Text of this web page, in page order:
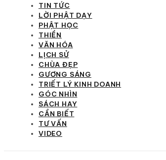
TIN TỨC
LỜI PHẬT DẠY
PHẬT HỌC
THIỀN
VĂN HÓA
LỊCH SỬ
CHÙA ĐẸP
GƯƠNG SÁNG
TRIẾT LÝ KINH DOANH
GÓC NHÌN
SÁCH HAY
CẦN BIẾT
TƯ VẤN
VIDEO